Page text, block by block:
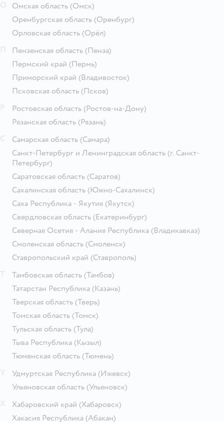
Омская область (Омск)
Оренбургская область (Оренбург)
Орловская область (Орёл)
Пензенская область (Пенза)
Пермский край (Пермь)
Приморский край (Владивосток)
Псковская область (Псков)
Ростовская область (Ростов-на-Дону)
Рязанская область (Рязань)
Самарская область (Самара)
Санкт-Петербург и Ленинградская область (г. Санкт-
Петербург)
Саратовская область (Саратов)
Сахалинская область (Южно-Сахалинск)
Саха Республика - Якутия (Якутск)
Свердловская область (Екатеринбург)
Северная Осетия - Алания Республика (Владикавказ)
Смоленская область (Смоленск)
Ставропольский край (Ставрополь)
Тамбовская область (Тамбов)
Татарстан Республика (Казань)
Тверская область (Тверь)
Томская область (Томск)
Тульская область (Тула)
Тыва Республика (Кызыл)
Тюменская область (Тюмень)
Удмуртская Республика (Ижевск)
Ульяновская область (Ульяновск)
Хабаровский край (Хабаровск)
Хакасия Республика (Абакан)